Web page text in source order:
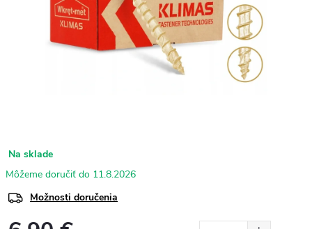
Na sklade
11.8.2026
Možnosti doručenia